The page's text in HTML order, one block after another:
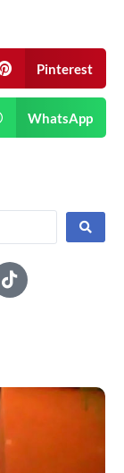
Pinterest
WhatsApp